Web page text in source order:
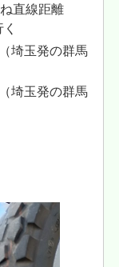
直線距離
埼玉発の群馬
埼玉発の群馬